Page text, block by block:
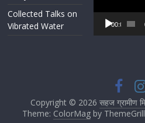
Collected Talks on
Vibrated Water
Player
00:00
Copyright © 2026सहज ग्रामीण
Theme: ColorMagby